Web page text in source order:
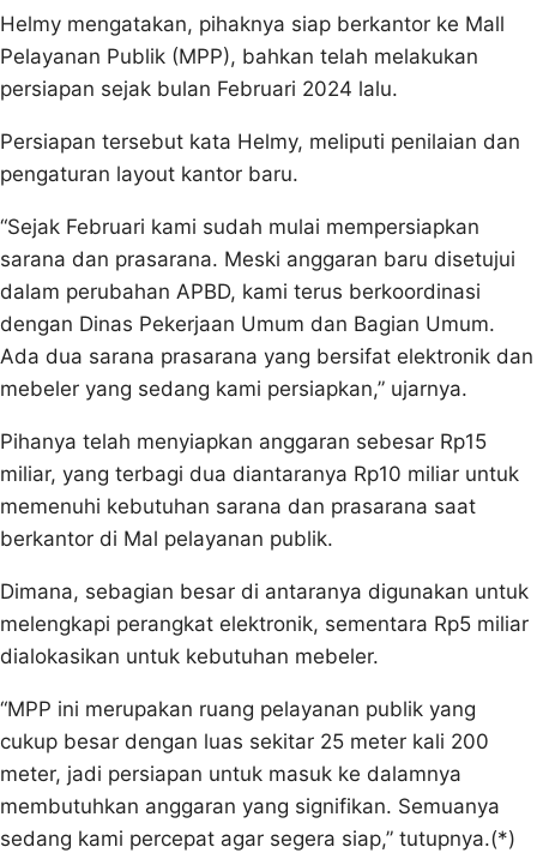
Helmy mengatakan, pihaknya siap berkantor ke Mall
Pelayanan Publik (MPP), bahkan telah melakukan
persiapan sejak bulan Februari 2024 lalu.
Persiapan tersebut kata Helmy, meliputi penilaian dan
pengaturan layout kantor baru.
“Sejak Februari kami sudah mulai mempersiapkan
sarana dan prasarana. Meski anggaran baru disetujui
dalam perubahan APBD, kami terus berkoordinasi
dengan Dinas Pekerjaan Umum dan Bagian Umum.
Ada dua sarana prasarana yang bersifat elektronik dan
mebeler yang sedang kami persiapkan,” ujarnya.
Pihanya telah menyiapkan anggaran sebesar Rp15
miliar, yang terbagi dua diantaranya Rp10 miliar untuk
memenuhi kebutuhan sarana dan prasarana saat
berkantor di Mal pelayanan publik.
Dimana, sebagian besar di antaranya digunakan untuk
melengkapi perangkat elektronik, sementara Rp5 miliar
dialokasikan untuk kebutuhan mebeler.
“MPP ini merupakan ruang pelayanan publik yang
cukup besar dengan luas sekitar 25 meter kali 200
meter, jadi persiapan untuk masuk ke dalamnya
membutuhkan anggaran yang signifikan. Semuanya
sedang kami percepat agar segera siap,” tutupnya.(*)